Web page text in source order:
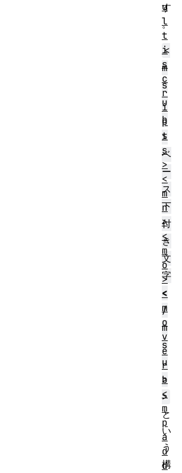
す
。
<
m
s
u
b
>
ベ
ー
ス
下
付
き
文
字
<
/
m
s
u
b
>
と
い
う
構
u
l
t
i
s
c
r
i
p
t
s
>
<
m
n
>
<
m
o
>
<
m
o
v
e
r
>
<
m
p
a
d
d